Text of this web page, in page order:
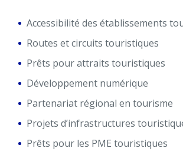
Accessibilité des établissements
Routes et circuits touristiques
Prêts pour attraits touristiques
Développement numérique
Partenariat régional en tourisme
Projets d’infrastructures
Prêts pour les PME touristiques